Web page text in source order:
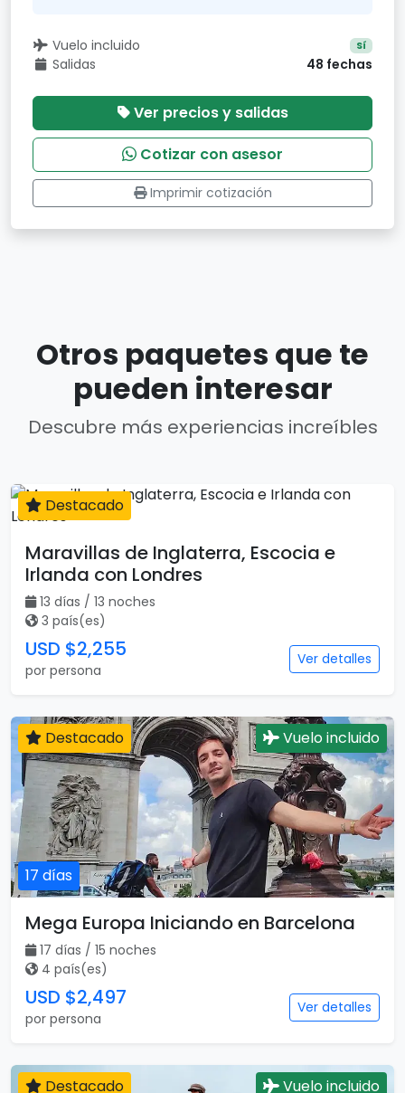
Vuelo incluido Sí
Salidas 48 fechas
Ver precios y salidas
Cotizar con asesor
Imprimir cotización
Otros paquetes que te
pueden interesar
Descubre más experiencias increíbles
13 días
Destacado
Irlanda con Londres
13 días / 13 noches
3 país(es)
USD $2,255
por persona
Ver detalles
17 días
Destacado Vuelo incluido
Mega Europa Iniciando en Barcelona
17 días / 15 noches